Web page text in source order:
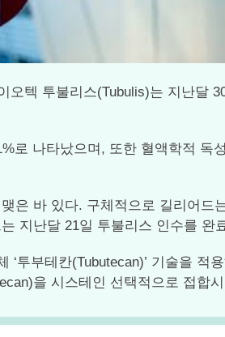
텍 투불리스(Tubulis)는 지난달
로 나타났으며, 또한 혈액학적
은 바 있다. 구체적으로 길리어
지난달 21일 투불리스 인수를 완
투부테칸(Tubutecan)’ 기술을
을 시스테인 선택적으로 접합